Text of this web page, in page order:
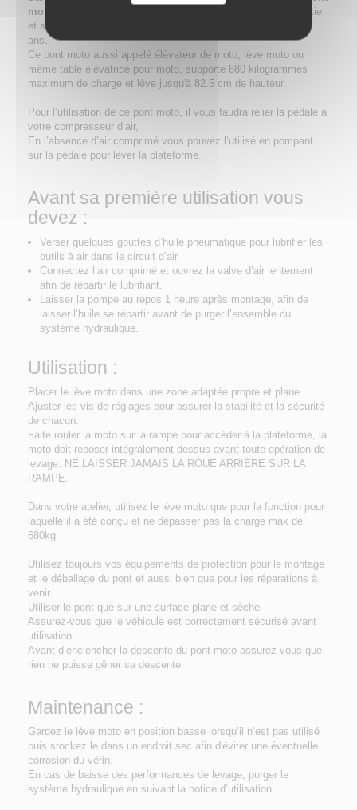
moto
, mais il faut bien le choisir. Pensez à regarder sa garantie
et sa capacité de charge totale. Nous garantissons le nôtre 3
ans.
Ce pont moto aussi appelé élévateur de moto, lève moto ou
même table élévatrice pour moto, supporte 680 kilogrammes
maximum de charge et lève jusqu'à 82.5 cm de hauteur.
Pour l’utilisation de ce pont moto, il vous faudra relier la pédale à
votre compresseur d’air,
En l’absence d’air comprimé vous pouvez l’utilisé en pompant
sur la pédale pour lever la plateforme.
Avant sa première utilisation vous
devez :
Verser quelques gouttes d’huile pneumatique pour lubrifier les
outils à air dans le circuit d’air.
Connectez l’air comprimé et ouvrez la valve d’air lentement
afin de répartir le lubrifiant.
Laisser la pompe au repos 1 heure après montage, afin de
laisser l’huile se répartir avant de purger l’ensemble du
système hydraulique.
Utilisation :
Placer le lève moto dans une zone adaptée propre et plane.
Ajuster les vis de réglages pour assurer la stabilité et la sécurité
de chacun.
Faite rouler la moto sur la rampe pour accéder à la plateforme, la
moto doit reposer intégralement dessus avant toute opération de
levage. NE LAISSER JAMAIS LA ROUE ARRIÈRE SUR LA
RAMPE.
Dans votre atelier, utilisez le lève moto que pour la fonction pour
laquelle il a été conçu et ne dépasser pas la charge max de
680kg.
Utilisez toujours vos équipements de protection pour le montage
et le déballage du pont et aussi bien que pour les réparations à
venir.
Utiliser le pont que sur une surface plane et sèche.
Assurez-vous que le véhicule est correctement sécurisé avant
utilisation.
Avant d’enclencher la descente du pont moto assurez-vous que
rien ne puisse gêner sa descente.
Maintenance :
Gardez le lève moto en position basse lorsqu’il n’est pas utilisé
puis stockez le dans un endroit sec afin d'éviter une éventuelle
corrosion du vérin.
En cas de baisse des performances de levage, purger le
système hydraulique en suivant la notice d’utilisation.